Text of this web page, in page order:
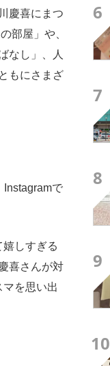
慶喜にまつ
部屋」や、
なし」、人
もにさまざ
で
しすぎる
喜さんが対
を思い出
6
7
8
9
10